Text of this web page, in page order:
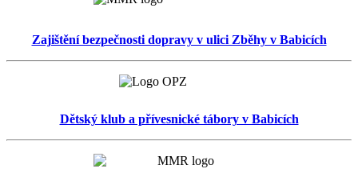
Zajištění bezpečnosti dopravy v ulici Zběhy v Babicích
Dětský klub a přívesnické tábory v Babicích